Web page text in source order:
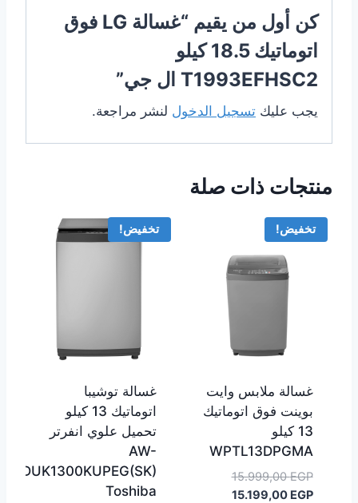
كن أول من يقيم “غسالة LG فوق
اتوماتيك 18.5 كيلو
T1993EFHSC2 ال جي”
يجب عليك تسجيل الدخول لنشر مراجعة.
منتجات ذات صلة
تخفيض!
غسالة ملابس وايت
بوينت فوق اتوماتيك
13 كيلو
WPTL13DPGMA
15.999,00EGP
السعر
الأصلي15.199,00 EGP
السعر
تخفيض!
غسالة توشيبا
اتوماتيك 13 كيلو
تحميل علوي انفرتر
AW-
DUK1300KUPEG(SK)
Toshiba